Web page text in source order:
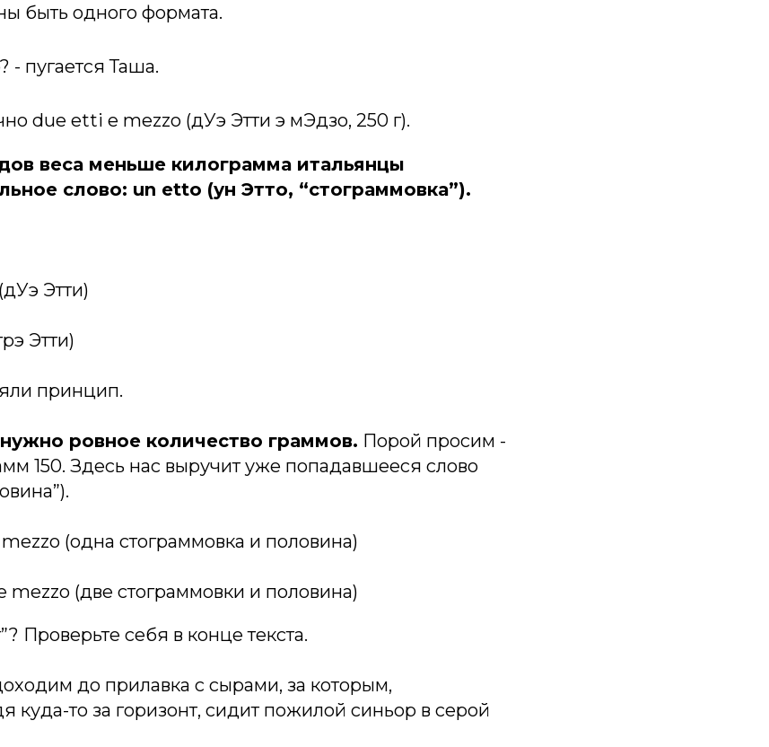
быть одного формата.
- пугается Таша.
due etti e mezzo (дУэ Этти э мЭдзо, 250 г).
веса меньше килограмма итальянцы
слово: un etto (ун Этто, “стограммовка”).
Этти)
Этти)
принцип.
ровное количество граммов. Порой просим -
150. Здесь нас выручит уже попадавшееся слово
(одна стограммовка и половина)
mezzo (две стограммовки и половина)
Проверьте себя в конце текста.
до прилавка с сырами, за которым,
куда-то за горизонт, сидит пожилой синьор в серой